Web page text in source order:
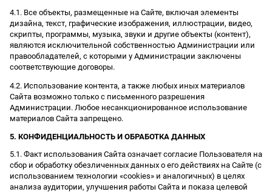
4.1. Все объекты, размещенные на Сайте, включая элементы
дизайна, текст, графические изображения, иллюстрации, видео,
скрипты, программы, музыка, звуки и другие объекты (контент),
являются исключительной собственностью Администрации или
правообладателей, с которыми у Администрации заключены
соответствующие договоры.
4.2. Использование контента, а также любых иных материалов
Сайта возможно только с письменного разрешения
Администрации. Любое несанкционированное использование
материалов Сайта запрещено.
5. КОНФИДЕНЦИАЛЬНОСТЬ И ОБРАБОТКА ДАННЫХ
5.1. Факт использования Сайта означает согласие Пользователя на
сбор и обработку обезличенных данных о его действиях на Сайте (с
использованием технологии «cookies» и аналогичных) в целях
анализа аудитории, улучшения работы Сайта и показа целевой